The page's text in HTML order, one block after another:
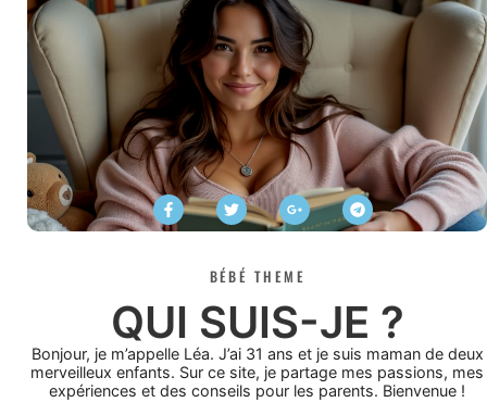
BÉBÉ THEME
QUI SUIS-JE ?
Bonjour, je m’appelle Léa. J’ai 31 ans et je suis maman de deux
merveilleux enfants. Sur ce site, je partage mes passions, mes
expériences et des conseils pour les parents. Bienvenue !